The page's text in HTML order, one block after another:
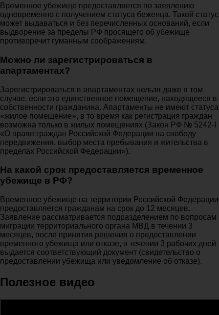
Временное убежище предоставляется по заявлению
одновременно с получением статуса беженца. Такой статус
может выдаваться и без перечисленных оснований, если
выдворение за пределы РФ просящего об убежище
противоречит гуманным соображениям.
Можно ли зарегистрироваться в
апартаментах?
Зарегистрироваться в апартаментах нельзя даже в том
случае, если это единственное помещение, находящееся в
собственности гражданина. Апартаменты не имеют статуса
«жилое помещение», в то время как регистрация граждан
возможна только в жилых помещениях (Закон РФ № 5242-I
«О праве граждан Российской Федерации на свободу
передвижения, выбор места пребывания и жительства в
пределах Российской Федерации»).
На какой срок предоставляется временное
убежище в РФ?
Временное убежище на территории Российской Федерации
предоставляется гражданам на срок до 12 месяцев.
Заявление рассматривается подразделением по вопросам
миграции территориального органа МВД в течении 3
месяцев, после принятия решения о предоставлении
временного убежища или отказе, в течении 3 рабочих дней
выдается соответствующий документ (свидетельство о
предоставлении убежища или уведомление об отказе).
Полезное видео